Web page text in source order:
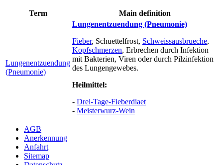
Term Main definition
Lungenentzuendung
(Pneumonie)
Lungenentzuendung (Pneumonie)
Fieber, Schuettelfrost, Schweissausbrueche,
Kopfschmerzen, Erbrechen durch Infektion
mit Bakterien, Viren oder durch Pilzinfektion
des Lungengewebes.
Heilmittel:
- Drei-Tage-Fieberdiaet
- Meisterwurz-Wein
AGB
Anerkennung
Anfahrt
Sitemap